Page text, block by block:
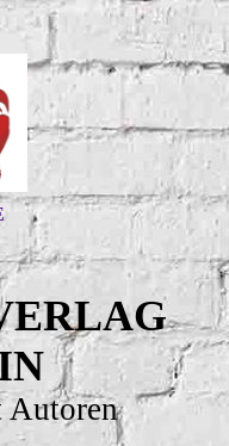
Autoren